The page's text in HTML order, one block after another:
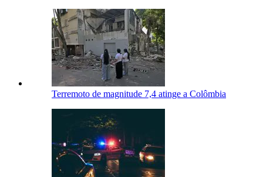
Terremoto de magnitude 7,4 atinge a Colômbia